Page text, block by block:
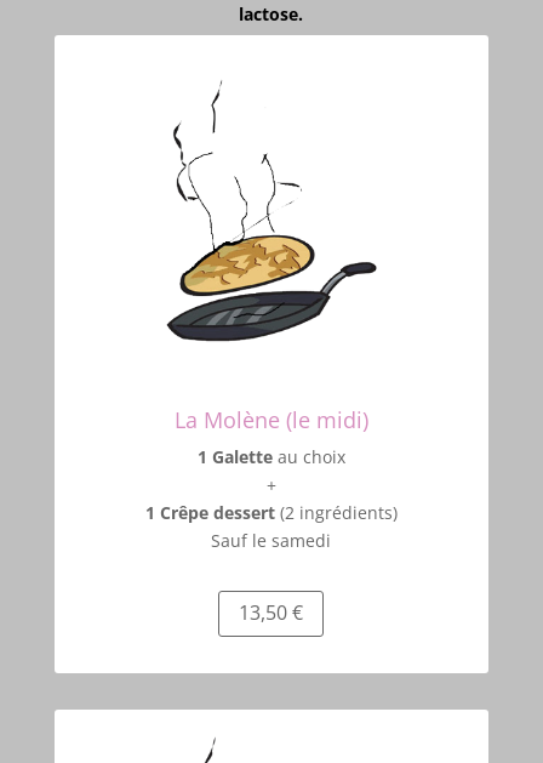
lactose.
La Molène (le midi)
1 Galetteau choix
+
1 Crêpe dessert(2 ingrédients)
Sauf le samedi
13,50 €